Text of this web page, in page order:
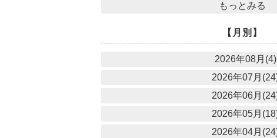
もっとみる
【月別】
2026年08月(4)
2026年07月
2026年06月
2026年05月
2026年04月